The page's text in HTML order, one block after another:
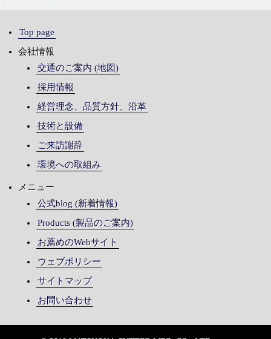
Top page
会社情報
交通のご案内 (地図)
採用情報
経営理念、品質方針、沿革
技術と設備
ご来訪謝辞
環境への取組み
メニュー
公式blog (新着情報)
Products (製品のご案内)
お薦めのWebサイト
ウェブポリシー
サイトマップ
お問い合わせ